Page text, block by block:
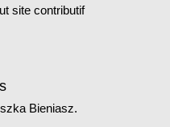
site contributif
Bieniasz.